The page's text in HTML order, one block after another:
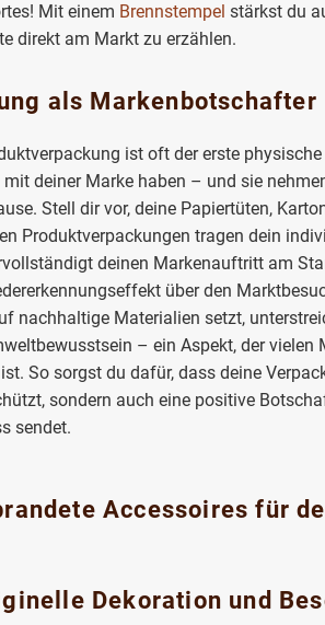
Mit einem Brennstempel stärkst du
direkt am Markt zu erzählen.
als Markenbotschafter
ist oft der erste
mit deiner Marke haben – und sie
Stell dir vor, deine Papiertüten,
Produktverpackungen tragen dein
deinen Markenauftritt am
über den
nachhaltige Materialien setzt,
– ein Aspekt, der vielen
So sorgst du dafür, dass deine
sondern auch eine positive
sendet.
Accessoires für
Dekoration und